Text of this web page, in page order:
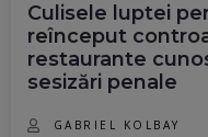
Culisele luptei
reînceput
restaurante
sesizări penale
GABRIEL KOLBAY